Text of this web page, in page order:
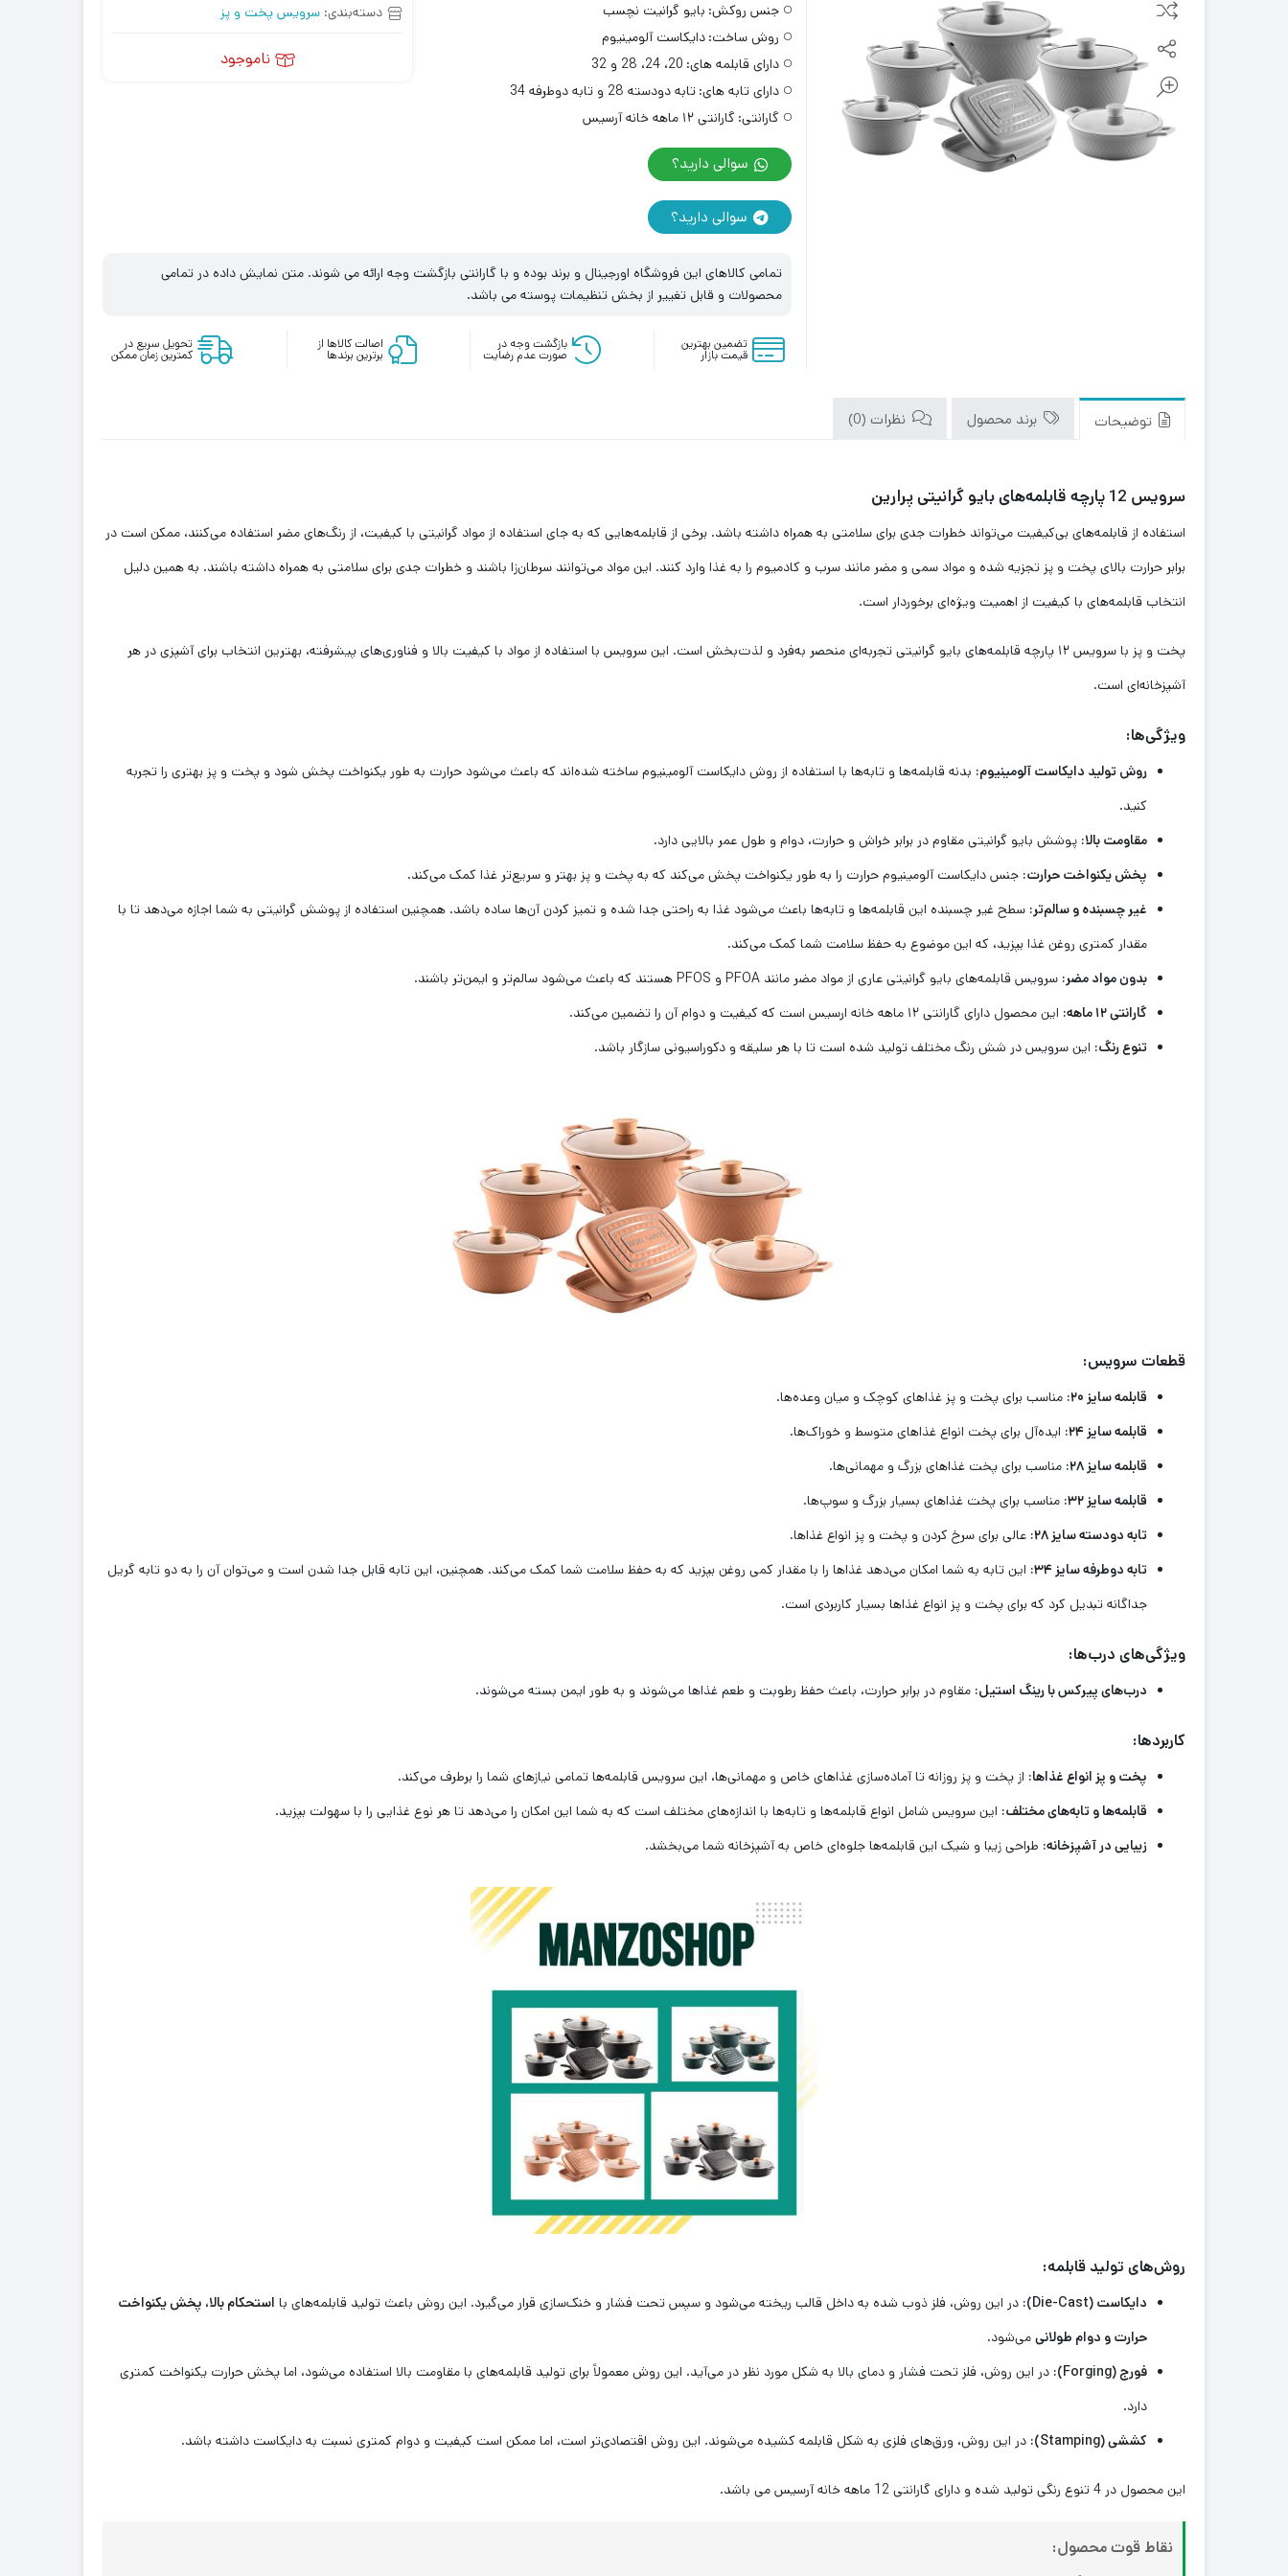
جنس روکش: بایو گرانیت نچسب
روش ساخت: دایکاست آلومینیوم
دارای قابلمه های: 20، 24، 28 و 32
دارای تابه های: تابه دودسته 28 و تابه دوطرفه 34
گارانتی: گارانتی ۱۲ ماهه خانه آرسیس
سوالی دارید؟
سوالی دارید؟
دسته‌بندی: سرویس پخت و پز
ناموجود
تمامی کالاهای این فروشگاه اورجینال و برند بوده و با گارانتی بازگشت وجه ارائه می شوند. متن نمایش داده در تمامی
محصولات و قابل تغییر از بخش تنظیمات پوسته می باشد.
تضمین بهترین
قیمت بازار
بازگشت وجه در
صورت عدم رضایت
اصالت کالاها از
برترین برندها
تحویل سریع در
کمترین زمان ممکن
توضیحات برند محصول نظرات (0)
سرویس 12 پارچه قابلمه‌های بایو گرانیتی پرارین
استفاده از قابلمه‌های بی‌کیفیت می‌تواند خطرات جدی برای سلامتی به همراه داشته باشد. برخی از قابلمه‌هایی که به جای استفاده از مواد گرانیتی با کیفیت، از رنگ‌های مضر استفاده می‌کنند، ممکن است در
برابر حرارت بالای پخت و پز تجزیه شده و مواد سمی و مضر مانند سرب و کادمیوم را به غذا وارد کنند. این مواد می‌توانند سرطان‌زا باشند و خطرات جدی برای سلامتی به همراه داشته باشند. به همین دلیل
انتخاب قابلمه‌های با کیفیت از اهمیت ویژه‌ای برخوردار است.
پخت و پز با سرویس ۱۲ پارچه قابلمه‌های بایو گرانیتی تجربه‌ای منحصر به‌فرد و لذت‌بخش است. این سرویس با استفاده از مواد با کیفیت بالا و فناوری‌های پیشرفته، بهترین انتخاب برای آشپزی در هر
آشپزخانه‌ای است.
ویژگی‌ها:
روش تولید دایکاست آلومینیوم: بدنه قابلمه‌ها و تابه‌ها با استفاده از روش دایکاست آلومینیوم ساخته شده‌اند که باعث می‌شود حرارت به طور یکنواخت پخش شود و پخت و پز بهتری را تجربه
کنید.
مقاومت بالا: پوشش بایو گرانیتی مقاوم در برابر خراش و حرارت، دوام و طول عمر بالایی دارد.
پخش یکنواخت حرارت: جنس دایکاست آلومینیوم حرارت را به طور یکنواخت پخش می‌کند که به پخت و پز بهتر و سریع‌تر غذا کمک می‌کند.
غیر چسبنده و سالم‌تر: سطح غیر چسبنده این قابلمه‌ها و تابه‌ها باعث می‌شود غذا به راحتی جدا شده و تمیز کردن آن‌ها ساده باشد. همچنین استفاده از پوشش گرانیتی به شما اجازه می‌دهد تا با
مقدار کمتری روغن غذا بپزید، که این موضوع به حفظ سلامت شما کمک می‌کند.
بدون مواد مضر: سرویس قابلمه‌های بایو گرانیتی عاری از مواد مضر مانند PFOA و PFOS هستند که باعث می‌شود سالم‌تر و ایمن‌تر باشند.
گارانتی ۱۲ ماهه:
این محصول دارای گارانتی ۱۲ ماهه خانه ارسیس است که کیفیت و دوام آن را تضمین می‌کند.
تنوع رنگ: این سرویس در شش رنگ مختلف تولید شده است تا با هر سلیقه و دکوراسیونی سازگار باشد.
قطعات سرویس:
قابلمه سایز ۲۰:
مناسب برای پخت و پز غذاهای کوچک و میان وعده‌ها.
قابلمه سایز ۲۴:
ایده‌آل برای پخت انواع غذاهای متوسط و خوراک‌ها.
قابلمه سایز ۲۸:
مناسب برای پخت غذاهای بزرگ و مهمانی‌ها.
قابلمه سایز ۳۲:
مناسب برای پخت غذاهای بسیار بزرگ و سوپ‌ها.
تابه دودسته سایز ۲۸:
عالی برای سرخ کردن و پخت و پز انواع غذاها.
تابه دوطرفه سایز ۳۴:
این تابه به شما امکان می‌دهد غذاها را با مقدار کمی روغن بپزید که به حفظ سلامت شما کمک می‌کند. همچنین، این تابه قابل جدا شدن است و می‌توان آن را به دو تابه گریل
جداگانه تبدیل کرد که برای پخت و پز انواع غذاها بسیار کاربردی است.
ویژگی‌های درب‌ها:
درب‌های پیرکس با رینگ استیل: مقاوم در برابر حرارت، باعث حفظ رطوبت و طعم غذاها می‌شوند و به طور ایمن بسته می‌شوند.
کاربردها:
پخت و پز انواع غذاها: از پخت و پز روزانه تا آماده‌سازی غذاهای خاص و مهمانی‌ها، این سرویس قابلمه‌ها تمامی نیازهای شما را برطرف می‌کند.
قابلمه‌ها و تابه‌های مختلف: این سرویس شامل انواع قابلمه‌ها و تابه‌ها با اندازه‌های مختلف است که به شما این امکان را می‌دهد تا هر نوع غذایی را با سهولت بپزید.
زیبایی در آشپزخانه: طراحی زیبا و شیک این قابلمه‌ها جلوه‌ای خاص به آشپزخانه شما می‌بخشد.
روش‌های تولید قابلمه:
دایکاست (Die-Cast): در این روش، فلز ذوب شده به داخل قالب ریخته می‌شود و سپس تحت فشار و خنک‌سازی قرار می‌گیرد. این روش باعث تولید قابلمه‌های با استحکام بالا، پخش یکنواخت
حرارت و دوام طولانی می‌شود.
فورج (Forging):
در این روش، فلز تحت فشار و دمای بالا به شکل مورد نظر در می‌آید. این روش معمولاً برای تولید قابلمه‌های با مقاومت بالا استفاده می‌شود، اما پخش حرارت یکنواخت کمتری
دارد.
کششی (Stamping):
در این روش، ورق‌های فلزی به شکل قابلمه کشیده می‌شوند. این روش اقتصادی‌تر است، اما ممکن است کیفیت و دوام کمتری نسبت به دایکاست داشته باشد.
این محصول در 4 تنوع رنگی تولید شده و دارای گارانتی 12 ماهه خانه آرسیس می باشد.
نقاط قوت محصول: